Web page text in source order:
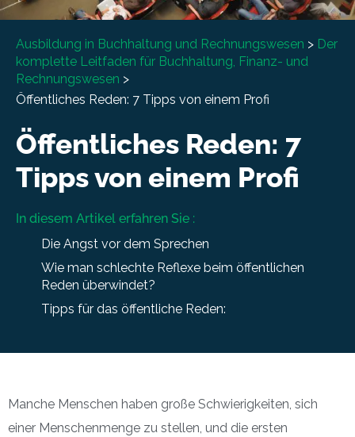
Ausbildung in Buchhaltung und Rechnungswesen > Der
komplette Leitfaden für Buchhaltung, Finanz- und
Rechnungswesen >
Öffentliches Reden: 7 Tipps von einem Profi
Öffentliches Reden: 7
Tipps von einem Profi
In diesem Artikel erfahren Sie :
Die Angst vor dem Sprechen
Wie man schlechte Reflexe beim öffentlichen
Reden überwindet?
Tipps für das öffentliche Reden:
Manche Menschen haben große Schwierigkeiten, sich
einer Menschenmenge zu stellen, und die ersten